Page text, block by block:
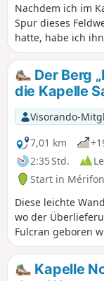
Nachdem ich im
Spur dieses
hatte, habe ich
in Lieude und
Moles hinauf.
ergehenen
sich im Gelände
abseits der
unterwegs sind.
Ruffes (roter
erkennen.
und Mas Valos le
Keine
nützlich.
Der Berg
die Kapelle
Visorando-
7,01 km
2:35 Std.
Start in
Diese leichte
wo der
Fulcran geboren
Lodève war.
alten Weg zum
Montagne de la
Kapelle